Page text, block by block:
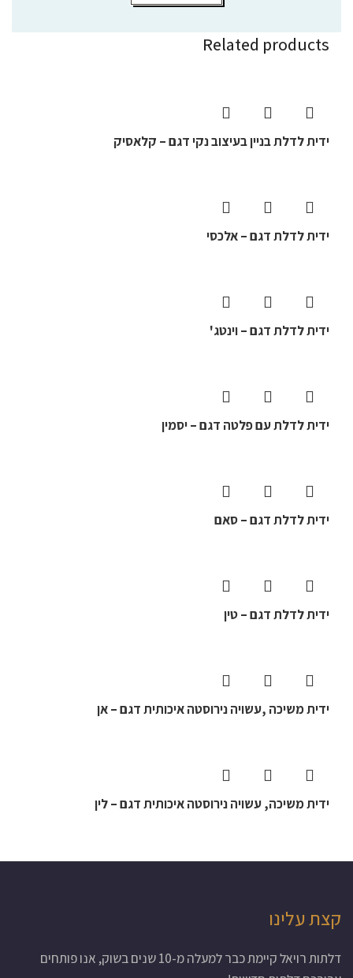
Related products
ידית לדלת בניין בעיצוב נקי דגם – קלאסיק
ידית לדלת דגם – אלכסי
ידית לדלת דגם – וינטג'
ידית לדלת עם פלטה דגם – יסמין
ידית לדלת דגם – סאם
ידית לדלת דגם – טין
ידית משיכה ,עשויה נירוסטה איכותית דגם – אן
ידית משיכה, עשויה נירוסטה איכותית דגם – לין
קצת עלינו
דלתות רויאל קיימת כבר למעלה מ-10 שנים בשוק, אנו פותחים